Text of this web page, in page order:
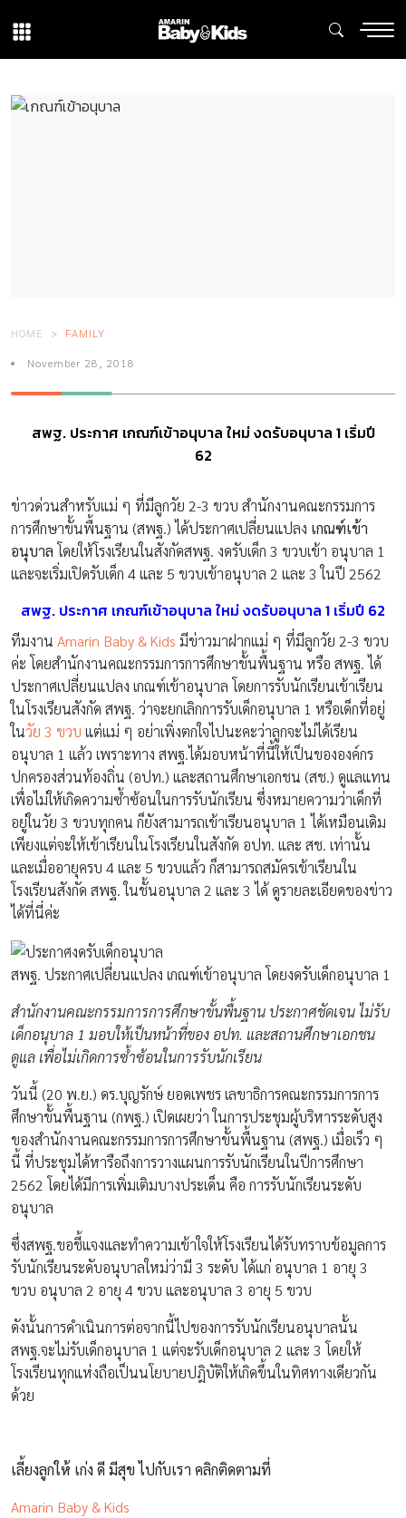
HOME FAMILY
November 28, 2018
สพฐ. ประกาศ เกณฑ์เข้าอนุบาล ใหม่ งดรับอนุบาล 1 เริ่มปี
62
ข่าวด่วนสำหรับแม่ ๆ ที่มีลูกวัย 2-3 ขวบ สำนักงานคณะกรรมการ
การศึกษาขั้นพื้นฐาน (สพฐ.) ได้ประกาศเปลี่ยนแปลง เกณฑ์เข้า
อนุบาล โดยให้โรงเรียนในสังกัดสพฐ. งดรับเด็ก 3 ขวบเข้า อนุบาล 1
และจะเริ่มเปิดรับเด็ก 4 และ 5 ขวบเข้าอนุบาล 2 และ 3 ในปี 2562
สพฐ. ประกาศ เกณฑ์เข้าอนุบาล ใหม่ งดรับอนุบาล 1 เริ่มปี 62
ทีมงาน Amarin Baby & Kids มีข่าวมาฝากแม่ ๆ ที่มีลูกวัย 2-3 ขวบ
ค่ะ โดยสำนักงานคณะกรรมการการศึกษาขั้นพื้นฐาน หรือ สพฐ. ได้
ประกาศเปลี่ยนแปลง เกณฑ์เข้าอนุบาล โดยการรับนักเรียนเข้าเรียน
ในโรงเรียนสังกัด สพฐ. ว่าจะยกเลิกการรับเด็กอนุบาล 1 หรือเด็กที่อยู่
ในวัย 3 ขวบ แต่แม่ ๆ อย่าเพิ่งตกใจไปนะคะว่าลูกจะไม่ได้เรียน
อนุบาล 1 แล้ว เพราะทาง สพฐ.ได้มอบหน้าที่นี้ให้เป็นขององค์กร
ปกครองส่วนท้องถิ่น (อปท.) และสถานศึกษาเอกชน (สช.) ดูแลแทน
เพื่อไม่ให้เกิดความซ้ำซ้อนในการรับนักเรียน ซึ่งหมายความว่าเด็กที่
อยู่ในวัย 3 ขวบทุกคน ก็ยังสามารถเข้าเรียนอนุบาล 1 ได้เหมือนเดิม
เพียงแต่จะให้เข้าเรียนในโรงเรียนในสังกัด อปท. และ สช. เท่านั้น
และเมื่ออายุครบ 4 และ 5 ขวบแล้ว ก็สามารถสมัครเข้าเรียนใน
โรงเรียนสังกัด สพฐ. ในชั้นอนุบาล 2 และ 3 ได้ ดูรายละเอียดของข่าว
ได้ที่นี่ค่ะ
สพฐ. ประกาศเปลี่ยนแปลง เกณฑ์เข้าอนุบาล โดยงดรับเด็กอนุบาล 1
สำนักงานคณะกรรมการการศึกษาขั้นพื้นฐาน ประกาศชัดเจน ไม่รับ
เด็กอนุบาล 1 มอบให้เป็นหน้าที่ของ อปท. และสถานศึกษาเอกชน
ดูแล เพื่อไม่เกิดการซ้ำซ้อนในการรับนักเรียน
วันนี้ (20 พ.ย.) ดร.บุญรักษ์ ยอดเพชร เลขาธิการคณะกรรมการการ
ศึกษาขั้นพื้นฐาน (กพฐ.) เปิดเผยว่า ในการประชุมผู้บริหารระดับสูง
ของสำนักงานคณะกรรมการการศึกษาขั้นพื้นฐาน (สพฐ.) เมื่อเร็ว ๆ
นี้ ที่ประชุมได้หารือถึงการวางแผนการรับนักเรียนในปีการศึกษา
2562 โดยได้มีการเพิ่มเติมบางประเด็น คือ การรับนักเรียนระดับ
อนุบาล
ซึ่งสพฐ.ขอชี้แจงและทำความเข้าใจให้โรงเรียนได้รับทราบข้อมูลการ
รับนักเรียนระดับอนุบาลใหม่ว่ามี 3 ระดับ ได้แก่ อนุบาล 1 อายุ 3
ขวบ อนุบาล 2 อายุ 4 ขวบ และอนุบาล 3 อายุ 5 ขวบ
ดังนั้นการดำเนินการต่อจากนี้ไปของการรับนักเรียนอนุบาลนั้น
สพฐ.จะไม่รับเด็กอนุบาล 1 แต่จะรับเด็กอนุบาล 2 และ 3 โดยให้
โรงเรียนทุกแห่งถือเป็นนโยบายปฎิบัติให้เกิดขึ้นในทิศทางเดียวกัน
ด้วย
เลี้ยงลูกให้ เก่ง ดี มีสุข ไปกับเรา คลิกติดตามที่
Amarin Baby & Kids